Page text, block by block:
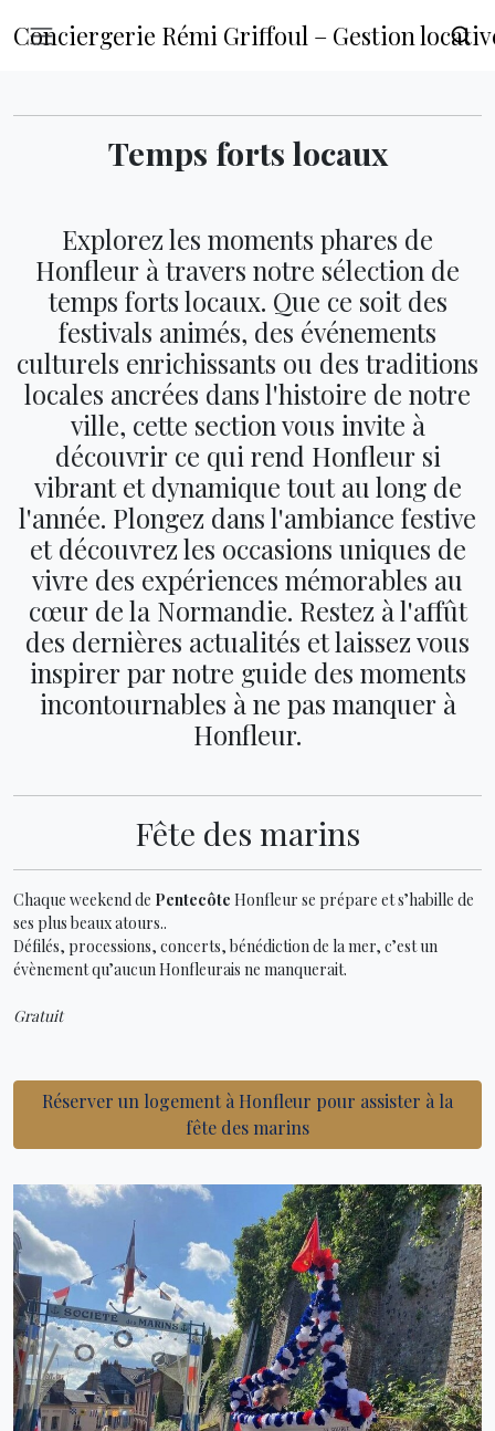
Conciergerie Rémi Griffoul – Gestion
Temps forts locaux
Explorez les moments phares de
Honfleur à travers notre sélection de
temps forts locaux. Que ce soit des
festivals animés, des événements
culturels enrichissants ou des traditions
locales ancrées dans l'histoire de notre
ville, cette section vous invite à
découvrir ce qui rend Honfleur si
vibrant et dynamique tout au long de
l'année. Plongez dans l'ambiance festive
et découvrez les occasions uniques de
vivre des expériences mémorables au
cœur de la Normandie. Restez à l'affût
des dernières actualités et laissez vous
inspirer par notre guide des moments
incontournables à ne pas manquer à
Honfleur.
Fête des marins
Chaque weekend de Pentecôte Honfleur se prépare et s’habille de
ses plus beaux atours..
Défilés, processions, concerts, bénédiction de la mer, c’est un
évènement qu’aucun Honfleurais ne manquerait.
Gratuit
Réserver un logement à Honfleur pour assister à la
fête des marins